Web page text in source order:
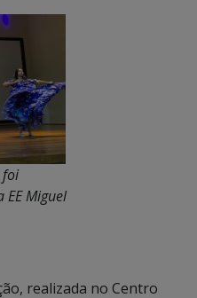
foi
EE Miguel
realizada no Centro